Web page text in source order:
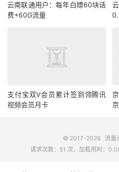
云南联通用户：每年白嫖60块话
费+60G流量
支付宝双V会员累计签到领腾讯
视频会员月卡
© 2017-2026 流量
请求次数：51 次，加载用时：